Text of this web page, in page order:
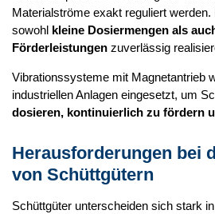
Materialströme exakt reguliert
sowohl kleine Dosiermengen als
Förderleistungen zuverlässig
Vibrationssysteme mit Magnetantrieb
industriellen Anlagen eingesetzt, um
dosieren, kontinuierlich zu fördern
Herausforderungen bei
von Schüttgütern
Schüttgüter unterscheiden sich stark